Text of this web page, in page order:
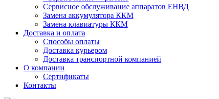
Сервисное обслуживание аппаратов ЕНВД
Замена аккумулятора ККМ
Замена клавиатуры ККМ
Доставка и оплата
Способы оплаты
Доставка курьером
Доставка транспортной компанией
О компании
Сертификаты
Контакты